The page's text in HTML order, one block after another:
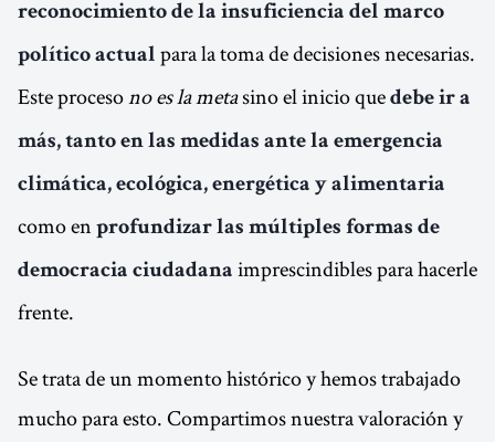
reconocimiento de la insuficiencia del marco
político actual para la toma de decisiones necesarias.
Este procesono es la metasino el inicio que debe ir a
más, tanto en las medidas ante la emergencia
climática, ecológica, energética y alimentaria
como en profundizar las múltiples formas de
democracia ciudadana imprescindibles para hacerle
frente.
Se trata de un momento histórico y hemos trabajado
mucho para esto. Compartimos nuestra valoración y